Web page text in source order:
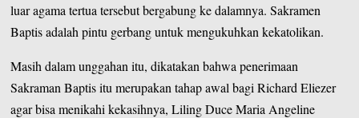
luar agama tertua tersebut bergabung ke dalamnya. Sakramen
Baptis adalah pintu gerbang untuk mengukuhkan kekatolikan.
Masih dalam unggahan itu, dikatakan bahwa penerimaan
Sakraman Baptis itu merupakan tahap awal bagi Richard Eliezer
agar bisa menikahi kekasihnya, Liling Duce Maria Angeline